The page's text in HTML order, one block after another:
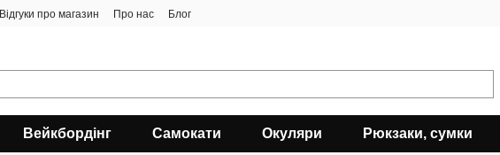
Відгуки про магазин Про нас Блог
Вейкбордінг Самокати Окуляри Рюкзаки, сумки